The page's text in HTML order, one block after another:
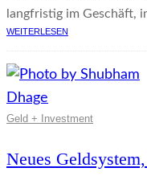
langfristig im Geschäft,
WEITERLESEN
Geld + Investment
Neues